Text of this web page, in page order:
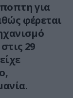
για
φέρεται
29